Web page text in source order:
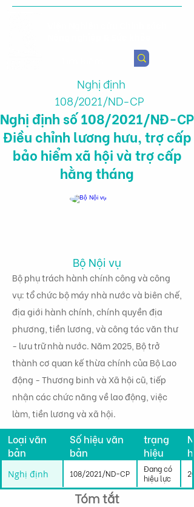
Nghị định
108/2021/ND-CP
Nghị định số 108/2021/NĐ-CP
Điều chỉnh lương hưu, trợ cấp
bảo hiểm xã hội và trợ cấp
hằng tháng
Bộ Nội vụ
Bộ phụ trách hành chính công và công
vụ: tổ chức bộ máy nhà nước và biên chế,
địa giới hành chính, chính quyền địa
phương, tiền lương, và công tác văn thư
- lưu trữ nhà nước. Năm 2025, Bộ trở
thành cơ quan kế thừa chính của Bộ Lao
động - Thương binh và Xã hội cũ, tiếp
nhận các chức năng về lao động, việc
làm, tiền lương và xã hội.
Loại văn
bản
Số hiệu văn
bản
trạng
hiệu
lực
Nghị định 108/2021/ND-CP
Đang có
hiệu lực
Tóm tắt